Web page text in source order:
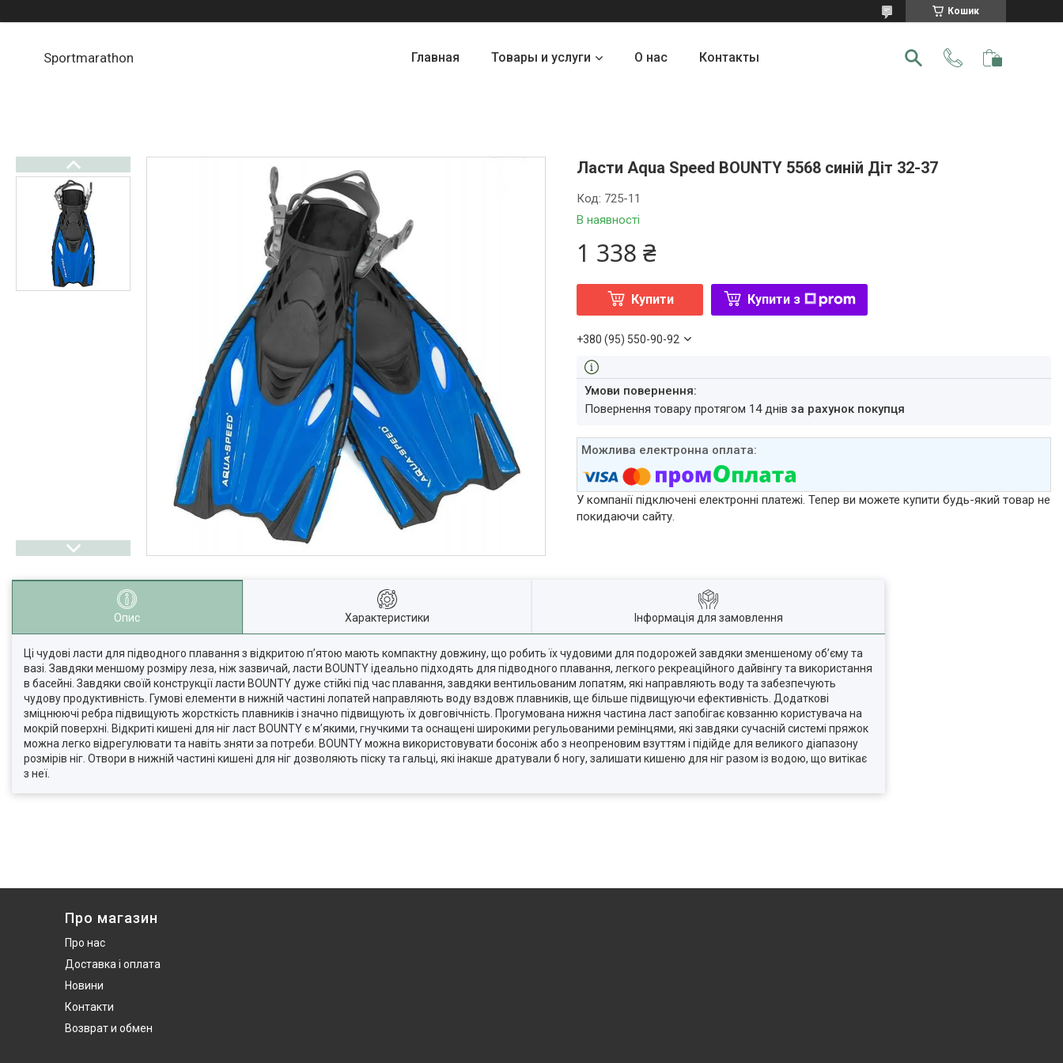
Кошик
Sportmarathon Главная Товары и услуги О нас Контакты
Ласти Aqua Speed BOUNTY 5568 синій Діт 32-37
В наявності
Код: 725-11
1 338 ₴
Купити Купити з
+380 (95) 550-90-92
повернення товару протягом 14 днівза рахунок покупця
У компанії підключені електронні платежі. Тепер ви можете купити будь-який товар не
покидаючи сайту.
Опис Характеристики Інформація для замовлення
Ці чудові ласти для підводного плавання з відкритою п’ятою мають компактну довжину, що робить їх чудовими для подорожей завдяки зменшеному об’єму та
вазі. Завдяки меншому розміру леза, ніж зазвичай, ласти BOUNTY ідеально підходять для підводного плавання, легкого рекреаційного дайвінгу та використання
в басейні. Завдяки своїй конструкції ласти BOUNTY дуже стійкі під час плавання, завдяки вентильованим лопатям, які направляють воду та забезпечують
чудову продуктивність. Гумові елементи в нижній частині лопатей направляють воду вздовж плавників, ще більше підвищуючи ефективність. Додаткові
зміцнюючі ребра підвищують жорсткість плавників і значно підвищують їх довговічність. Прогумована нижня частина ласт запобігає ковзанню користувача на
мокрій поверхні. Відкриті кишені для ніг ласт BOUNTY є м’якими, гнучкими та оснащені широкими регульованими ремінцями, які завдяки сучасній системі пряжок
можна легко відрегулювати та навіть зняти за потреби. BOUNTY можна використовувати босоніж або з неопреновим взуттям і підійде для великого діапазону
розмірів ніг. Отвори в нижній частині кишені для ніг дозволяють піску та гальці, які інакше дратували б ногу, залишати кишеню для ніг разом із водою, що витікає
з неї.
Про магазин
Про нас
Доставка і оплата
Новини
Контакти
Возврат и обмен